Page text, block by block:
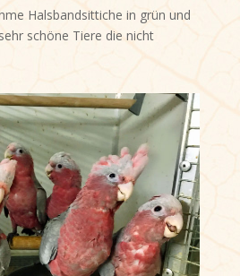
Halsbandsittiche in grün und
schöne Tiere die nicht